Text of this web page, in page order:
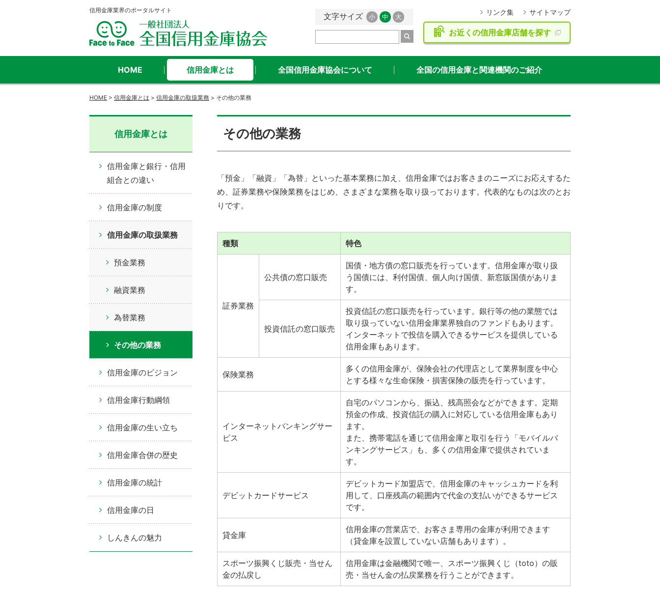
信用金庫業界のポータルサイト
全国信用金庫協会ホームページ
小 中 大
リンク集 サイトマップ
お近くの信用金庫店舗を探す
HOME 信用金庫とは 全国信用金庫協会について 全国の信用金庫と関連機関のご紹介
HOME > 信用金庫とは > 信用金庫の取扱業務 > その他の業務
その他の業務
「預金」「融資」「為替」といった基本業務に加え、信用金庫ではお客さまのニーズにお応えするた
め、証券業務や保険業務をはじめ、さまざまな業務を取り扱っております。代表的なものは次のとお
りです。
種類 特色
証券業務
公共債の窓口販売
国債・地方債の窓口販売を行っています。信用金庫が取り扱
う国債には、利付国債、個人向け国債、新窓販国債がありま
す。
投資信託の窓口販売
投資信託の窓口販売を行っています。銀行等の他の業態では
取り扱っていない信用金庫業界独自のファンドもあります。
インターネットで投信を購入できるサービスを提供している
信用金庫もあります。
保険業務
多くの信用金庫が、保険会社の代理店として業界制度を中心
とする様々な生命保険・損害保険の販売を行っています。
インターネットバンキングサー
ビス
自宅のパソコンから、振込、残高照会などができます。定期
預金の作成、投資信託の購入に対応している信用金庫もあり
ます。
また、携帯電話を通じて信用金庫と取引を行う「モバイルバ
ンキングサービス」も、多くの信用金庫で提供されていま
す。
デビットカードサービス
デビットカード加盟店で、信用金庫のキャッシュカードを利
用して、口座残高の範囲内で代金の支払いができるサービス
です。
貸金庫
信用金庫の営業店で、お客さま専用の金庫が利用できます
（貸金庫を設置していない店舗もあります）。
スポーツ振興くじ販売・当せん
金の払戻し
信用金庫は金融機関で唯一、スポーツ振興くじ（toto）の販
売・当せん金の払戻業務を行うことができます。
信用金庫とは
信用金庫と銀行・信用
組合との違い
信用金庫の制度
信用金庫の取扱業務
預金業務
融資業務
為替業務
その他の業務
信用金庫のビジョン
信用金庫行動綱領
信用金庫の生い立ち
信用金庫合併の歴史
信用金庫の統計
信用金庫の日
しんきんの魅力